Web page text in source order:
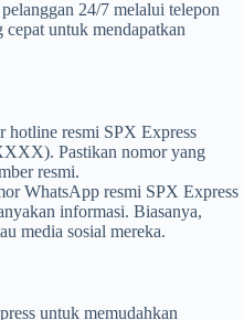
24/7 melalui telepon
untuk mendapatkan
hotline resmi SPX Express
Pastikan nomor yang
resmi.
WhatsApp resmi SPX Express
informasi. Biasanya,
media sosial mereka.
untuk memudahkan